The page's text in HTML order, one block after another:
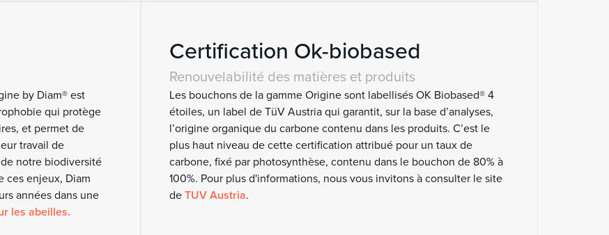
by Diam® est
qui protège
et permet de
travail de
notre biodiversité
ces enjeux, Diam
années dans une
les abeilles.
Certification Ok-biobased
Renouvelabilité des matières et produits
Les bouchons de la gamme Origine sont labellisés OK Biobased® 4
étoiles, un label de TüV Austria qui garantit, sur la base d’analyses,
l’origine organique du carbone contenu dans les produits. C’est le
plus haut niveau de cette certification attribué pour un taux de
carbone, fixé par photosynthèse, contenu dans le bouchon de 80% à
100%. Pour plus d'informations, nous vous invitons à consulter le site
deTUV Austria.